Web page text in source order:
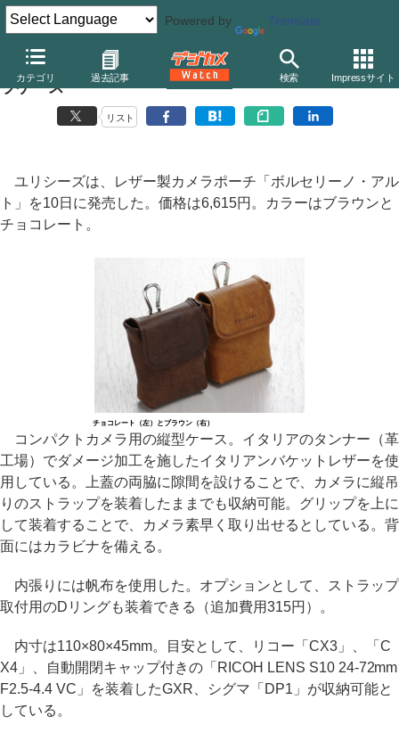
Powered by Translate
カテゴリ 過去記事 検索 Impressサイト
ユリシーズ、イタリアンバケットレザー製の縦型カメ
ラケース
リスト
ユリシーズは、レザー製カメラポーチ「ボルセリーノ・アル
ト」を10日に発売した。価格は6,615円。カラーはブラウンと
チョコレート。
チョコレート（左）とブラウン（右）
コンパクトカメラ用の縦型ケース。イタリアのタンナー（革
工場）でダメージ加工を施したイタリアンバケットレザーを使
用している。上蓋の両脇に隙間を設けることで、カメラに縦吊
りのストラップを装着したままでも収納可能。グリップを上に
して装着することで、カメラ素早く取り出せるとしている。背
面にはカラビナを備える。
内張りには帆布を使用した。オプションとして、ストラップ
取付用のDリングも装着できる（追加費用315円）。
内寸は110×80×45mm。目安として、リコー「CX3」、「C
X4」、自動開閉キャップ付きの「RICOH LENS S10 24-72mm
F2.5-4.4 VC」を装着したGXR、シグマ「DP1」が収納可能と
している。